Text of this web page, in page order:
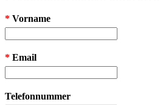
* Vorname
* Email
Telefonnummer